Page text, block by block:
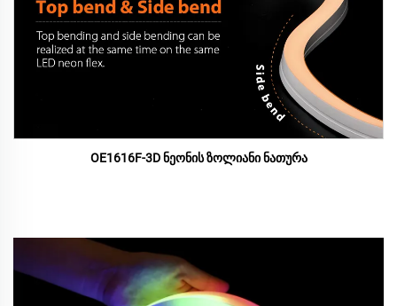
OE1616F-3D ნეონის ზოლიანი ნათურა